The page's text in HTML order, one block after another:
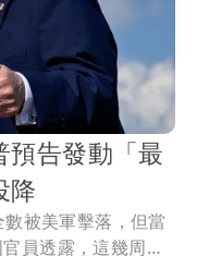
預告發動「最
降
被美軍擊落，但當